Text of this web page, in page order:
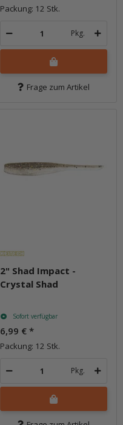
Packung: 12 Stk.
Pkg.
Frage zum Artikel
2" Shad Impact -
Crystal Shad
Sofort verfügbar
6,99 € *
Packung: 12 Stk.
Pkg.